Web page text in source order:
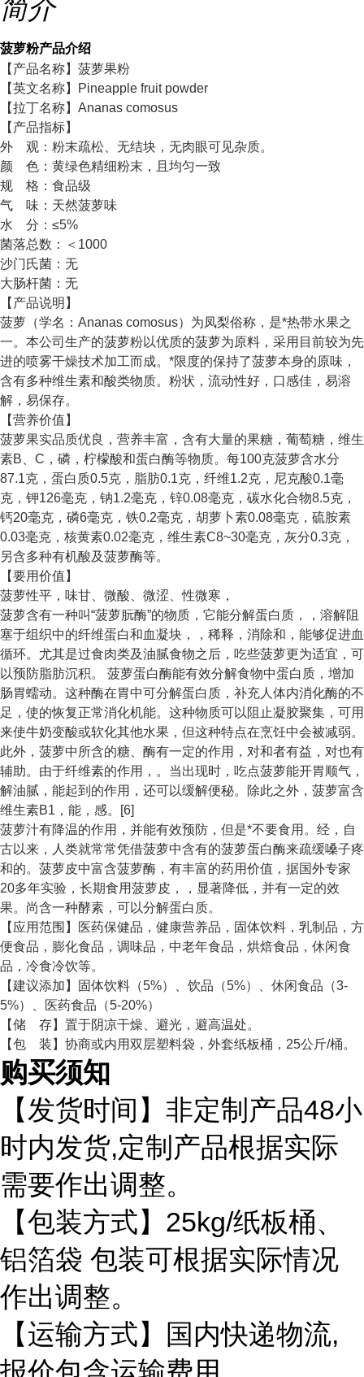
简介
菠萝粉产品介绍
【产品名称】菠萝果粉
【英文名称】Pineapple fruit powder
【拉丁名称】Ananas comosus
【产品指标】
外 观：粉末疏松、无结块，无肉眼可见杂质。
颜 色：黄绿色精细粉末，且均匀一致
规 格：食品级
气 味：天然菠萝味
水 分：≤5%
菌落总数：＜1000
沙门氏菌：无
大肠杆菌：无
【产品说明】
菠萝（学名：Ananas comosus）为凤梨俗称，是*热带水果之
一。本公司生产的菠萝粉以优质的菠萝为原料，采用目前较为先
进的喷雾干燥技术加工而成。*限度的保持了菠萝本身的原味，
含有多种维生素和酸类物质。粉状，流动性好，口感佳，易溶
解，易保存。
【营养价值】
菠萝果实品质优良，营养丰富，含有大量的果糖，葡萄糖，维生
素B、C，磷，柠檬酸和蛋白酶等物质。每100克菠萝含水分
87.1克，蛋白质0.5克，脂肪0.1克，纤维1.2克，尼克酸0.1毫
克，钾126毫克，钠1.2毫克，锌0.08毫克，碳水化合物8.5克，
钙20毫克，磷6毫克，铁0.2毫克，胡萝卜素0.08毫克，硫胺素
0.03毫克，核黄素0.02毫克，维生素C8~30毫克，灰分0.3克，
另含多种有机酸及菠萝酶等。
【要用价值】
菠萝性平，味甘、微酸、微涩、性微寒，
菠萝含有一种叫“菠萝朊酶”的物质，它能分解蛋白质，，溶解阻
塞于组织中的纤维蛋白和血凝块，，稀释，消除和，能够促进血
循环。尤其是过食肉类及油腻食物之后，吃些菠萝更为适宜，可
以预防脂肪沉积。 菠萝蛋白酶能有效分解食物中蛋白质，增加
肠胃蠕动。这种酶在胃中可分解蛋白质，补充人体内消化酶的不
足，使的恢复正常消化机能。这种物质可以阻止凝胶聚集，可用
来使牛奶变酸或软化其他水果，但这种特点在烹饪中会被减弱。
此外，菠萝中所含的糖、酶有一定的作用，对和者有益，对也有
辅助。由于纤维素的作用，。当出现时，吃点菠萝能开胃顺气，
解油腻，能起到的作用，还可以缓解便秘。除此之外，菠萝富含
维生素B1，能，感。[6]
菠萝汁有降温的作用，并能有效预防，但是*不要食用。经，自
古以来，人类就常常凭借菠萝中含有的菠萝蛋白酶来疏缓嗓子疼
和的。菠萝皮中富含菠萝酶，有丰富的药用价值，据国外专家
20多年实验，长期食用菠萝皮，，显著降低，并有一定的效
果。尚含一种酵素，可以分解蛋白质。
【应用范围】医药保健品，健康营养品，固体饮料，乳制品，方
便食品，膨化食品，调味品，中老年食品，烘焙食品，休闲食
品，冷食冷饮等。
【建议添加】固体饮料（5%）、饮品（5%）、休闲食品（3-
5%）、医药食品（5-20%）
【储 存】置于阴凉干燥、避光，避高温处。
【包 装】协商或内用双层塑料袋，外套纸板桶，25公斤/桶。
购买须知
【发货时间】非定制产品48小
时内发货,定制产品根据实际
需要作出调整。
【包装方式】 25kg/纸板桶、
铝箔袋 包装可根据实际情况
作出调整。
【运输方式】国内快递物流,